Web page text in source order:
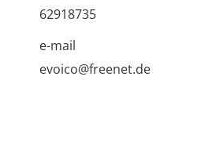
62918735
e-mail
evoico@freenet.de